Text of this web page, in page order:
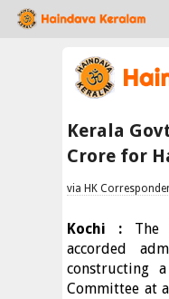
Kerala
Crore for
via HK
Kochi : The
accorded
constructing
Committee at